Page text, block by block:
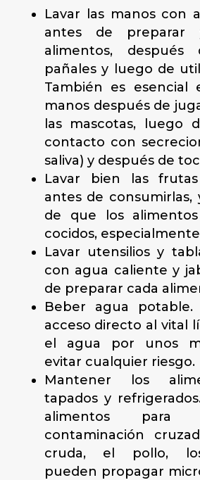
Lavar las manos con
antes de preparar
alimentos, después
pañales y luego de
También es esencial
manos después de
las mascotas, luego
contacto con
saliva) y después de
Lavar bien las
antes de consumirlas,
de que los
cocidos,
Lavar utensilios y
con agua caliente y
de preparar cada
Beber agua
acceso directo al vital
el agua por unos
evitar cualquier riesgo.
Mantener los
tapados y
alimentos
contaminación
cruda, el pollo,
pueden propagar